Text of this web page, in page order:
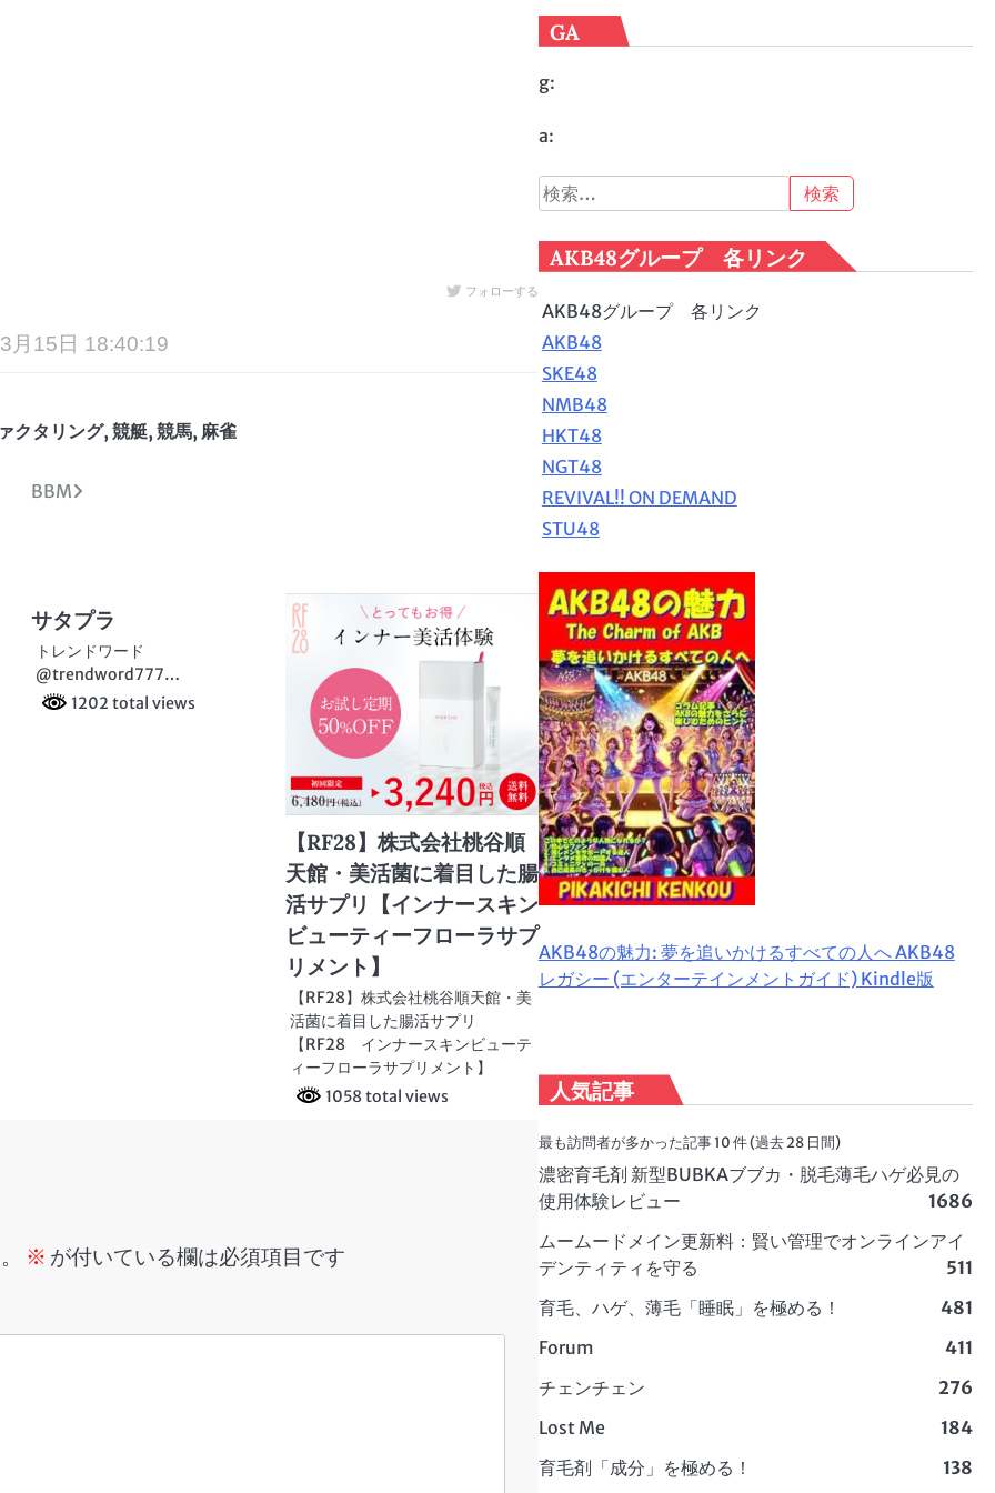
フォローする
月15日 18:40:19
クタリング, 競艇, 競馬, 麻雀
BBM
サタプラ
トレンドワード
@trendword777…
1202 total views
【RF28】株式会社桃谷順
天館・美活菌に着目した腸
活サプリ【インナースキン
ビューティーフローラサプ
リメント】
【RF28】株式会社桃谷順天館・美
活菌に着目した腸活サプリ
【RF28 インナースキンビューテ
ィーフローラサプリメント】
1058 total views
※ が付いている欄は必須項目です
GA
g:
a:
検
索:
AKB48グループ 各リンク
AKB48グループ 各リンク
AKB48
SKE48
NMB48
HKT48
NGT48
REVIVAL!! ON DEMAND
STU48
AKB48の魅力: 夢を追いかけるすべての人へ AKB48
レガシー (エンターテインメントガイド) Kindle版
人気記事
最も訪問者が多かった記事 10 件 (過去 28 日間)
濃密育毛剤 新型BUBKAブブカ・脱毛薄毛ハゲ必見の
使用体験レビュー
1686
ムームードメイン更新料：賢い管理でオンラインアイ
デンティティを守る
511
育毛、ハゲ、薄毛「睡眠」を極める！
481
Forum
411
チェンチェン
276
Lost Me
184
育毛剤「成分」を極める！
138